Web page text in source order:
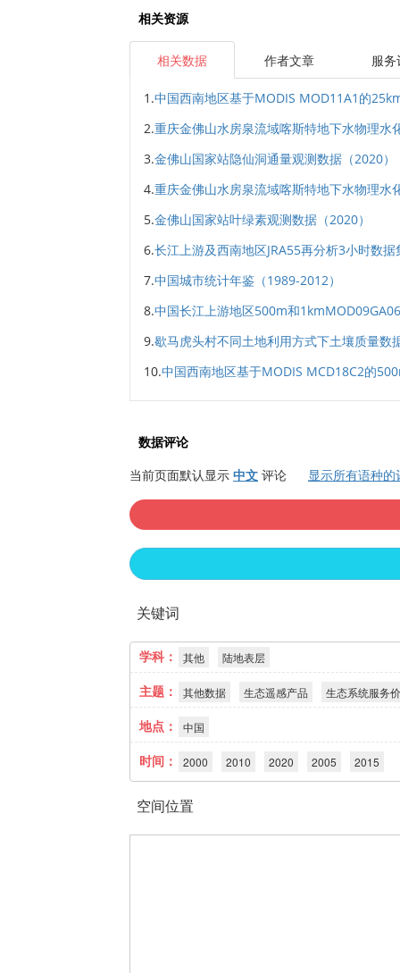
相关资源
相关数据 作者文章 服
1.中国西南地区基于MODIS MOD11A1的
2.重庆金佛山水房泉流域喀斯特地下水物理水
3.金佛山国家站隐仙洞通量观测数据（2020）
4.重庆金佛山水房泉流域喀斯特地下水物理水
5.金佛山国家站叶绿素观测数据（2020）
6.长江上游及西南地区JRA55再分析3小时数
7.中国城市统计年鉴（1989-2012）
8.中国长江上游地区500m和
9.歇马虎头村不同土地利用方式下土壤质量数
10.中国西南地区基于MODIS MCD18C2的
数据评论
当前页面默认显示 中文 评论 显示所有语种的
关键词
学科： 其他 陆地表层
主题： 其他数据 生态遥感产品 生态系统服务
地点： 中国
时间： 2000 2010 2020 2005 2015
空间位置